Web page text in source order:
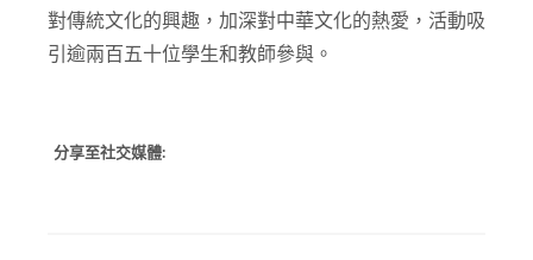
對傳統文化的興趣，加深對中華文化的熱愛，活動吸
引逾兩百五十位學生和教師參與。
分享至社交媒體: